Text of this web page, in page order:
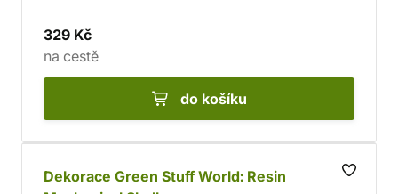
329 Kč
na cestě
do košíku
Dekorace Green Stuff World: Resin